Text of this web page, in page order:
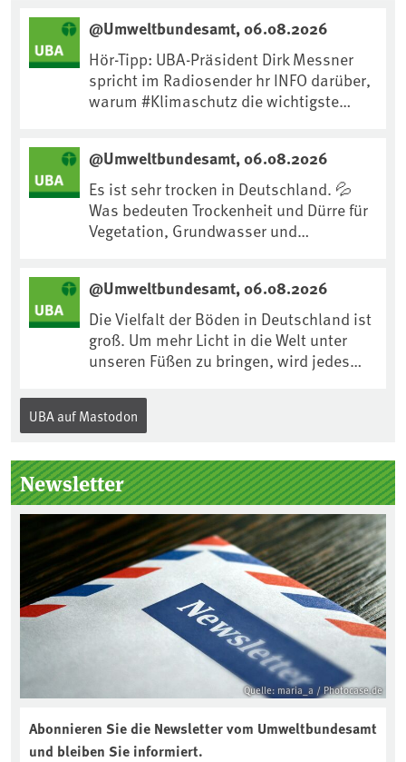
@Umweltbundesamt, 06.08.2026
Hör-Tipp: UBA-Präsident Dirk Messner
spricht im Radiosender hr INFO darüber,
warum #Klimaschutz die wichtigste
https://www.ardsounds.de/episode/urn
:ard:episode:0e7cf1c4b819c26d/
@Umweltbundesamt, 06.08.2026
Es ist sehr trocken in Deutschland. 💦
Was bedeuten Trockenheit und Dürre für
Vegetation, Grundwasser und
anpassen?🤔Antworten auf diese und
weitere Fragen auf unserer Webseite:
www.uba.de/trockenheit #Trockenheit
#Klimawandel
@Umweltbundesamt, 06.08.2026
Die Vielfalt der Böden in Deutschland ist
groß. Um mehr Licht in die Welt unter
unseren Füßen zu bringen, wird jedes
Internationalen Tag des Bodens, der
„Boden des Jahres“ vorgestellt. Das UBA
Kuratorium, wie wird der Boden des
Jahres ausgewählt und was passiert
eigentlich während eines solchen
Bodenjahres? Infos dazu gibt es im
aktuellen Podcast „Soilcast“. Jetzt
reinhören:
https://soilcast.de/interview/sc202-
interview-die-kuer-der-krume/
UBA auf Mastodon
Newsletter
Quelle: maria_a / Photocase.de
Abonnieren Sie die Newsletter vom Umweltbundesamt
und bleiben Sie informiert.